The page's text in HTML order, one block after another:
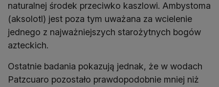
naturalnej środek przeciwko kaszlowi. Ambystoma
(aksolotl) jest poza tym uważana za wcielenie
jednego z najważniejszych starożytnych bogów
azteckich.
Ostatnie badania pokazują jednak, że w wodach
Patzcuaro pozostało prawdopodobnie mniej niż